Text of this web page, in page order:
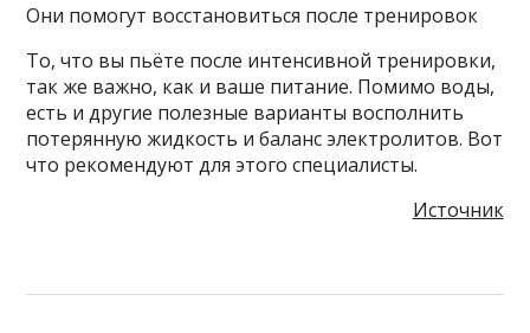
Они помогут восстановиться после тренировок
То, что вы пьёте после интенсивной тренировки,
так же важно, как и ваше питание. Помимо воды,
есть и другие полезные варианты восполнить
потерянную жидкость и баланс электролитов. Вот
что рекомендуют для этого специалисты.
Источник